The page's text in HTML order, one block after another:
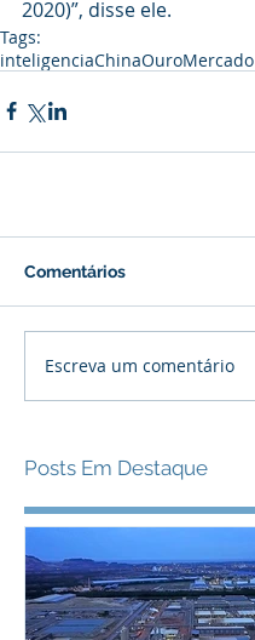
2020)”, disse ele.
Tags:
inteligenciaChinaOuroMercado
Comentários
Escreva um comentário
Posts Em Destaque